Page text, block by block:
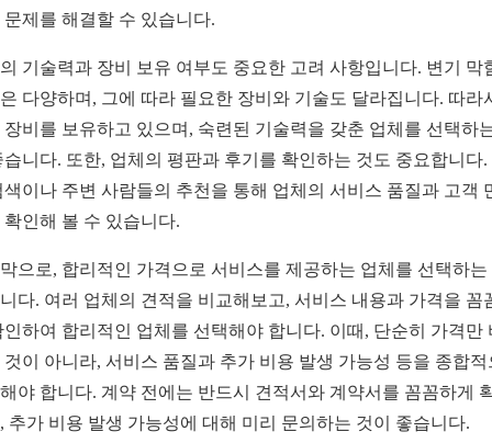
문제를 해결할 수 있습니다.
기술력과 장비 보유 여부도 중요한 고려 사항입니다. 변기 막
다양하며, 그에 따라 필요한 장비와 기술도 달라집니다. 따라
장비를 보유하고 있으며, 숙련된 기술력을 갖춘 업체를 선택하
습니다. 또한, 업체의 평판과 후기를 확인하는 것도 중요합니다.
색이나 주변 사람들의 추천을 통해 업체의 서비스 품질과 고객
확인해 볼 수 있습니다.
으로, 합리적인 가격으로 서비스를 제공하는 업체를 선택하는
다. 여러 업체의 견적을 비교해보고, 서비스 내용과 가격을 꼼
인하여 합리적인 업체를 선택해야 합니다. 이때, 단순히 가격만
것이 아니라, 서비스 품질과 추가 비용 발생 가능성 등을 종합적
야 합니다. 계약 전에는 반드시 견적서와 계약서를 꼼꼼하게
추가 비용 발생 가능성에 대해 미리 문의하는 것이 좋습니다.